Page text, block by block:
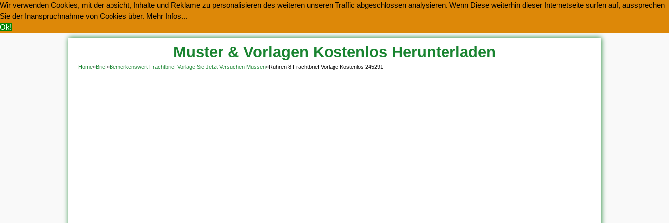
Wir verwenden Cookies, mit der absicht, Inhalte und Reklame zu personalisieren des weiteren unseren Traffic abgeschlossen analysieren. Wenn Diese weiterhin dieser Internetseite surfen auf, aussprechen
Sie der Inanspruchnahme von Cookies über. Mehr Infos...
Ok!
Muster & Vorlagen Kostenlos Herunterladen
Home»Brief»Bemerkenswert Frachtbrief Vorlage Sie Jetzt Versuchen Müssen»Rühren 8 Frachtbrief Vorlage Kostenlos 245291